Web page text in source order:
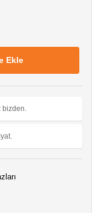
Ekle
bizden.